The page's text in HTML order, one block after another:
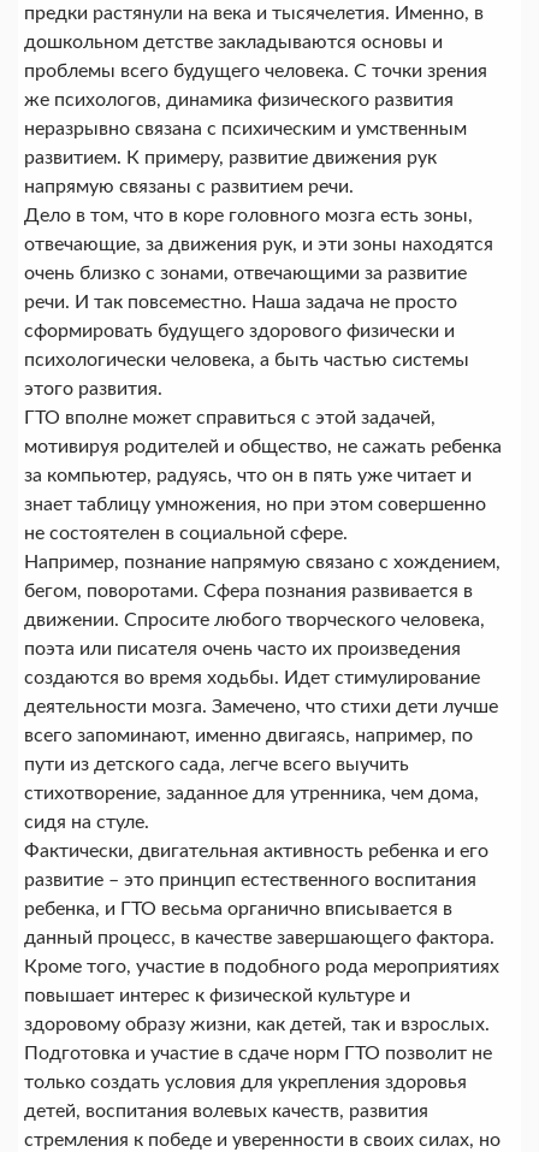
предки растянули на века и тысячелетия. Именно, в
дошкольном детстве закладываются основы и
проблемы всего будущего человека. С точки зрения
же психологов, динамика физического развития
неразрывно связана с психическим и умственным
развитием. К примеру, развитие движения рук
напрямую связаны с развитием речи.
Дело в том, что в коре головного мозга есть зоны,
отвечающие, за движения рук, и эти зоны находятся
очень близко с зонами, отвечающими за развитие
речи. И так повсеместно. Наша задача не просто
сформировать будущего здорового физически и
психологически человека, а быть частью системы
этого развития.
ГТО вполне может справиться с этой задачей,
мотивируя родителей и общество, не сажать ребенка
за компьютер, радуясь, что он в пять уже читает и
знает таблицу умножения, но при этом совершенно
не состоятелен в социальной сфере.
Например, познание напрямую связано с хождением,
бегом, поворотами. Сфера познания развивается в
движении. Спросите любого творческого человека,
поэта или писателя очень часто их произведения
создаются во время ходьбы. Идет стимулирование
деятельности мозга. Замечено, что стихи дети лучше
всего запоминают, именно двигаясь, например, по
пути из детского сада, легче всего выучить
стихотворение, заданное для утренника, чем дома,
сидя на стуле.
Фактически, двигательная активность ребенка и его
развитие – это принцип естественного воспитания
ребенка, и ГТО весьма органично вписывается в
данный процесс, в качестве завершающего фактора.
Кроме того, участие в подобного рода мероприятиях
повышает интерес к физической культуре и
здоровому образу жизни, как детей, так и взрослых.
Подготовка и участие в сдаче норм ГТО позволит не
только создать условия для укрепления здоровья
детей, воспитания волевых качеств, развития
стремления к победе и уверенности в своих силах, но